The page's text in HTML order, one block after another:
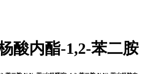
酸内酯-1,2-苯二胺